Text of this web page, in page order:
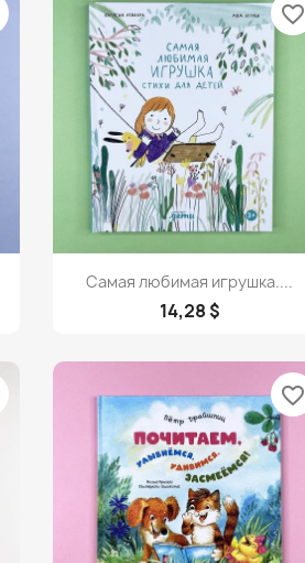
Просмотр
Самая любимая игрушка....
14,28 $
favorite_border
favorite_border